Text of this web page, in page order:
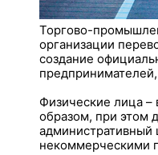
Торгово-
организации
создание
Физические лица –
образом, при этом
административный
некоммерческими